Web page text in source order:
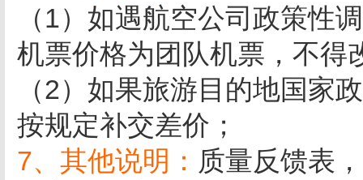
（1）如遇航空公司政策性
机票价格为团队机票，不得
（2）如果旅游目的地国家
按规定补交差价；
7、其他说明： 质量反馈表